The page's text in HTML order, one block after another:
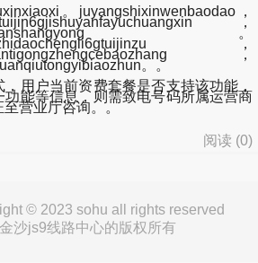
。juyangshixinwenbaodao，
，
。
，
，
。。
户当前资费套餐是否支持该功能，
功能等信息，则需致电号码所属运营商
营业厅咨询。。
阅读 (0)
© 2023 sohu all rights reserved
沙js9线路中心的版权所有